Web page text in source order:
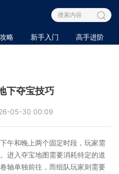
略 新手入门 高手进阶
下夺宝技巧
05-30 00:09
午和晚上两个固定时段，玩家需
进入夺宝地图需要消耗特定的道
轴单独前往，而组队玩家则需要